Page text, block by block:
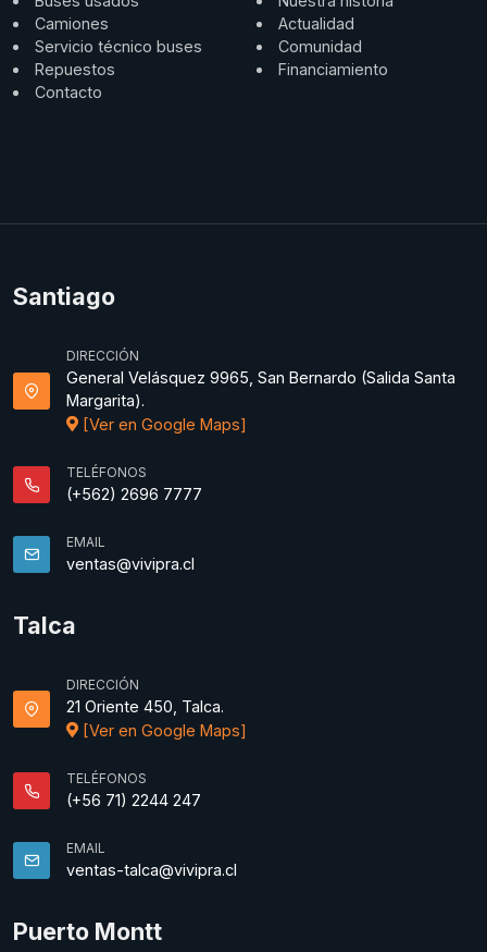
Camiones
Servicio técnico buses
Repuestos
Contacto
Actualidad
Comunidad
Financiamiento
Santiago
DIRECCIÓN
General Velásquez 9965, San Bernardo (Salida Santa
Margarita).
[Ver en Google Maps]
TELÉFONOS
(+562) 2696 7777
EMAIL
ventas@vivipra.cl
Talca
DIRECCIÓN
21 Oriente 450, Talca.
[Ver en Google Maps]
TELÉFONOS
(+56 71) 2244 247
EMAIL
ventas-talca@vivipra.cl
Puerto Montt